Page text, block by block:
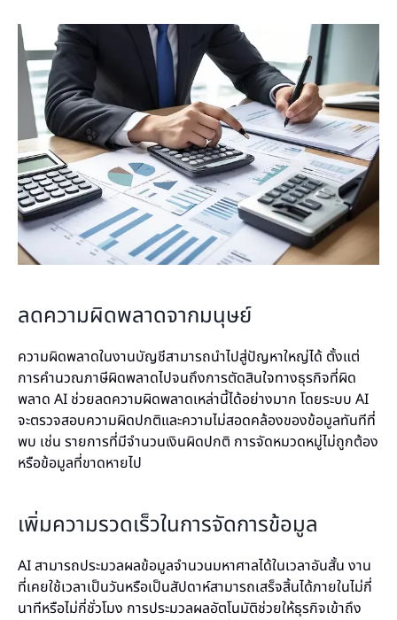
ลดความผิดพลาดจากมนุษย์
ความผิดพลาดในงานบัญชีสามารถนำไปสู่ปัญหาใหญ่ได้ ตั้งแต่
การคำนวณภาษีผิดพลาดไปจนถึงการตัดสินใจทางธุรกิจที่ผิด
พลาด AI ช่วยลดความผิดพลาดเหล่านี้ได้อย่างมาก โดยระบบ AI
จะตรวจสอบความผิดปกติและความไม่สอดคล้องของข้อมูลทันทีที่
พบ เช่น รายการที่มีจำนวนเงินผิดปกติ การจัดหมวดหมู่ไม่ถูกต้อง
หรือข้อมูลที่ขาดหายไป
เพิ่มความรวดเร็วในการจัดการข้อมูล
AI สามารถประมวลผลข้อมูลจำนวนมหาศาลได้ในเวลาอันสั้น งาน
ที่เคยใช้เวลาเป็นวันหรือเป็นสัปดาห์สามารถเสร็จสิ้นได้ภายในไม่กี่
นาทีหรือไม่กี่ชั่วโมง การประมวลผลอัตโนมัติช่วยให้ธุรกิจเข้าถึง